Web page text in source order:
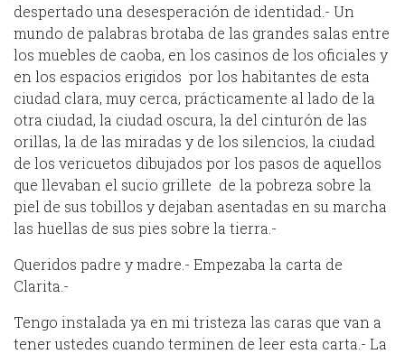
despertado una desesperación de identidad.- Un
mundo de palabras brotaba de las grandes salas entre
los muebles de caoba, en los casinos de los oficiales y
en los espacios erigidos por los habitantes de esta
ciudad clara, muy cerca, prácticamente al lado de la
otra ciudad, la ciudad oscura, la del cinturón de las
orillas, la de las miradas y de los silencios, la ciudad
de los vericuetos dibujados por los pasos de aquellos
que llevaban el sucio grillete de la pobreza sobre la
piel de sus tobillos y dejaban asentadas en su marcha
las huellas de sus pies sobre la tierra.-
Queridos padre y madre.- Empezaba la carta de
Clarita.-
Tengo instalada ya en mi tristeza las caras que van a
tener ustedes cuando terminen de leer esta carta.- La